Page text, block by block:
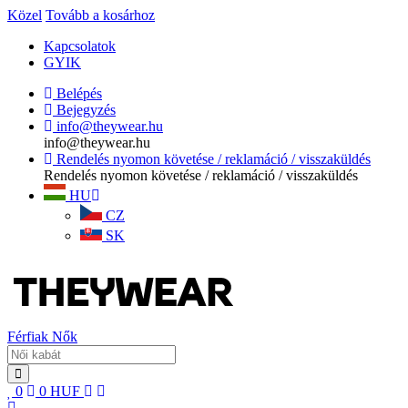
Közel Tovább a kosárhoz
Kapcsolatok
GYIK
Belépés
Bejegyzés
info@theywear.hu
info@theywear.hu
Rendelés nyomon követése / reklamáció / visszaküldés
Rendelés nyomon követése / reklamáció / visszaküldés
HU
CZ
SK
Férfiak Nők
0 0 HUF